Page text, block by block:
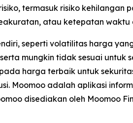
termasuk risiko kehilangan
atau ketepatan
seperti volatilitas harga
mungkin tidak sesuai untuk
harga terbaik untuk
Moomoo adalah aplikasi
disediakan oleh Moomoo